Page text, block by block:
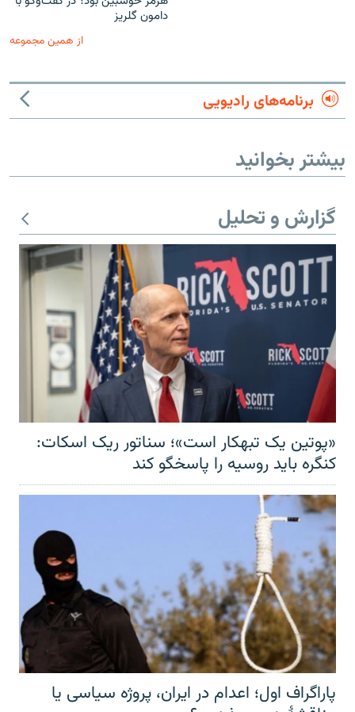
دامون گلریز
از همین مجموعه
برنامه‌های رادیویی
بیشتر بخوانید
گزارش و تحلیل
«پوتین یک تبهکار است»؛ سناتور ریک اسکات:
کنگره باید روسیه را پاسخگو کند
پاراگراف اول؛ اعدام در ایران، پروژه سیاسی یا